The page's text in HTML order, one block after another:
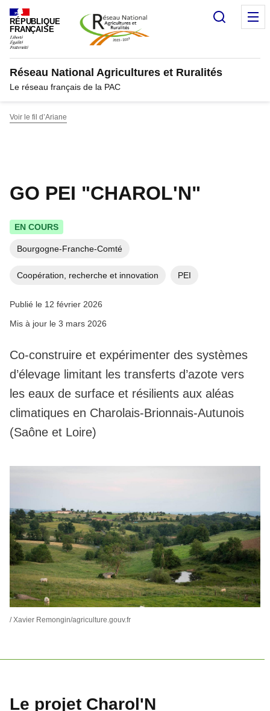
Panneau de gestion des cookies
RÉPUBLIQUE
FRANÇAISE
Réseau National Agricultures et Ruralités
Le réseau français de la PAC
Voir le fil d’Ariane
GO PEI "CHAROL'N"
EN COURS
Bourgogne-Franche-Comté
Coopération, recherche et innovation PEI
Publié le 12 février 2026
Mis à jour le 3 mars 2026
Co-construire et expérimenter des systèmes
d’élevage limitant les transferts d’azote vers
les eaux de surface et résilients aux aléas
climatiques en Charolais-Brionnais-Autunois
(Saône et Loire)
/ Xavier Remongin/agriculture.gouv.fr
Le projet Charol'N